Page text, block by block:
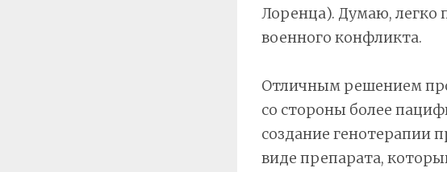
Лоренца). Думаю, легко
военного конфликта.
Отличным решением
со стороны более
создание генотерапии
виде препарата,